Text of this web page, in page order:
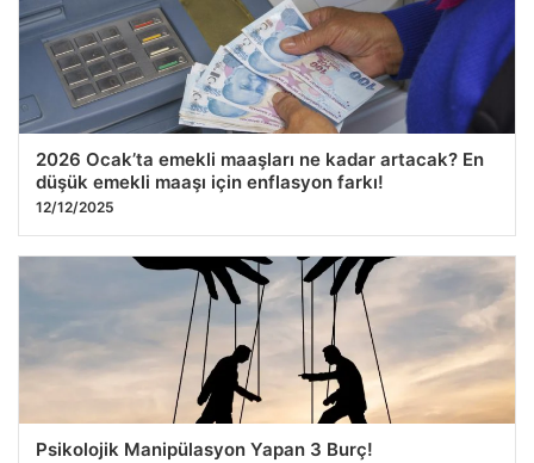
2026 Ocak’ta emekli maaşları ne kadar artacak? En
düşük emekli maaşı için enflasyon farkı!
12/12/2025
Psikolojik Manipülasyon Yapan 3 Burç!